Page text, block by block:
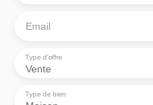
Email
Vente
Type d'offre
Type de bien